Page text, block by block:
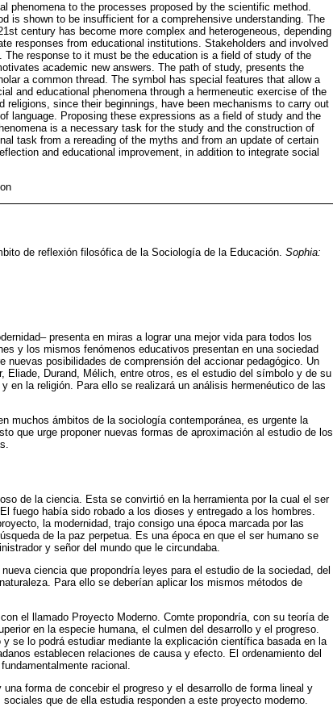
phenomena to the processes proposed by the scientific method.
is shown to be insufficient for a comprehensive understanding. The
century has become more complex and heterogeneous, depending
responses from educational institutions. Stakeholders and involved
response to it must be the education is a field of study of the
academic new answers. The path of study, presents the
a common thread. The symbol has special features that allow a
and educational phenomena through a hermeneutic exercise of the
since their beginnings, have been mechanisms to carry out
language. Proposing these expressions as a field of study and the
is a necessary task for the study and the construction of
task from a rereading of the myths and from an update of certain
and educational improvement, in addition to integrate social
de reflexión filosófica de la Sociología de la Educación. Sophia:
presenta en miras a lograr una mejor vida para todos los
y los mismos fenómenos educativos presentan en una sociedad
posibilidades de comprensión del accionar pedagógico. Un
Eliade, Durand, Mélich, entre otros, es el estudio del símbolo y de su
en la religión. Para ello se realizará un análisis hermenéutico de las
muchos ámbitos de la sociología contemporánea, es urgente la
que urge proponer nuevas formas de aproximación al estudio de los
de la ciencia. Esta se convirtió en la herramienta por la cual el ser
fuego había sido robado a los dioses y entregado a los hombres.
la modernidad, trajo consigo una época marcada por las
de la paz perpetua. Es una época en que el ser humano se
y señor del mundo que le circundaba.
ciencia que propondría leyes para el estudio de la sociedad, del
Para ello se deberían aplicar los mismos métodos de
el llamado Proyecto Moderno. Comte propondría, con su teoría de
en la especie humana, el culmen del desarrollo y el progreso.
se lo podrá estudiar mediante la explicación científica basada en la
establecen relaciones de causa y efecto. El ordenamiento del
racional.
forma de concebir el progreso y el desarrollo de forma lineal y
que de ella estudia responden a este proyecto moderno.